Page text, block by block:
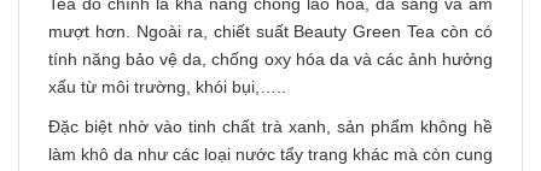
Tea đó chính là khả năng chống lão hóa, da sáng và ẩm
mượt hơn. Ngoài ra, chiết suất Beauty Green Tea còn có
tính năng bảo vệ da, chống oxy hóa da và các ảnh hưởng
xấu từ môi trường, khói bụi,…..
Đặc biệt nhờ vào tinh chất trà xanh, sản phẩm không hề
làm khô da như các loại nước tẩy trang khác mà còn cung